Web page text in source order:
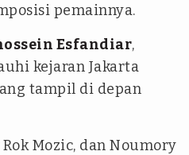
pemainnya.
Esfandiar,
kejaran Jakarta
tampil di depan
Mozic, dan Noumory